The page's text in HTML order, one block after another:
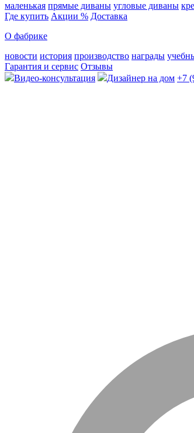
маленькая прямые диваны угловые диваны
Где купить Акции % Доставка
О фабрике
новости история производство награды
Гарантия и сервис Отзывы
Видео-консультация
Дизайнер на дом +7